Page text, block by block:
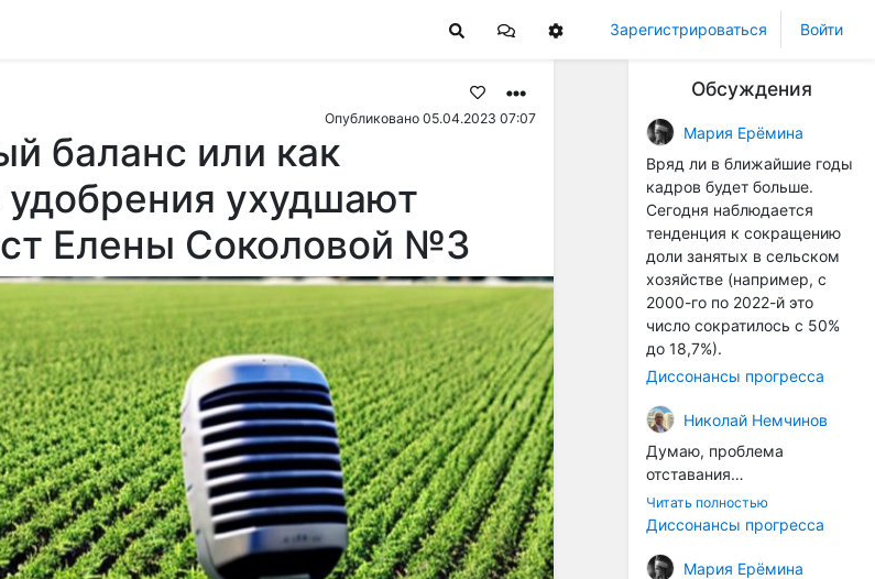
Зарегистрироваться Войти
Опубликовано 05.04.2023 07:07
баланс или как
ухудшают
Елены Соколовой №3
Обсуждения
Мария Ерёмина
Вряд ли в ближайшие годы
кадров будет больше.
Сегодня наблюдается
тенденция к сокращению
доли занятых в сельском
хозяйстве (например, с
2000-го по 2022-й это
число сократилось с 50%
до 18,7%).
Диссонансы прогресса
Николай Немчинов
Думаю, проблема
отставания
технологичности
оборудования в
окажется связана с
Читать полностью
Диссонансы прогресса
Мария Ерёмина